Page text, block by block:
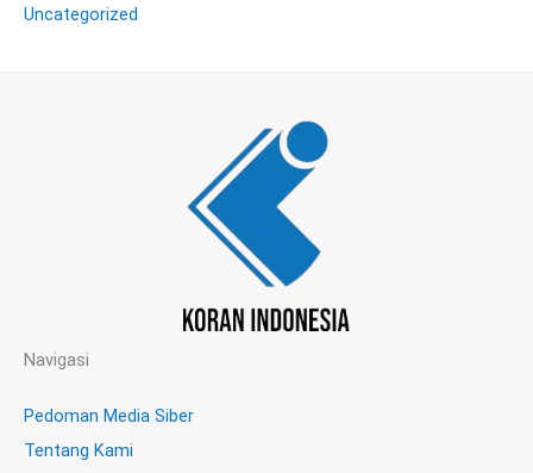
Uncategorized
Navigasi
Pedoman Media Siber
Tentang Kami